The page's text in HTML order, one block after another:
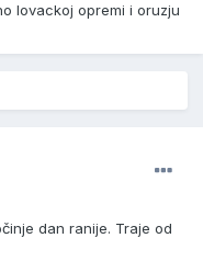
lovackoj opremi i oruzju
dan ranije. Traje od